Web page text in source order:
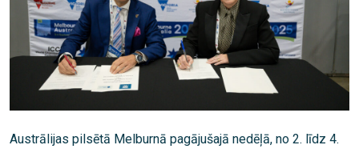
Austrālijas pilsētā Melburnā pagājušajā nedēļā, no 2. līdz 4.